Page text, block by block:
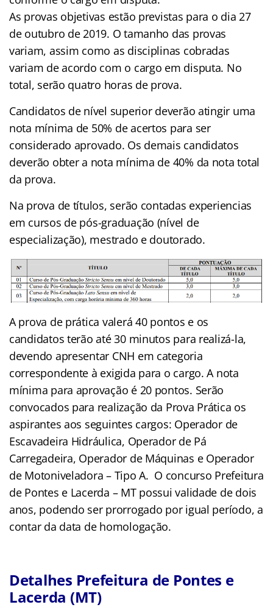
As provas objetivas estão previstas para o dia 27
de outubro de 2019. O tamanho das provas
variam, assim como as disciplinas cobradas
variam de acordo com o cargo em disputa. No
total, serão quatro horas de prova.
Candidatos de nível superior deverão atingir uma
nota mínima de 50% de acertos para ser
considerado aprovado. Os demais candidatos
deverão obter a nota mínima de 40% da nota total
da prova.
Na prova de títulos, serão contadas experiencias
em cursos de pós-graduação (nível de
especialização), mestrado e doutorado.
A prova de prática valerá 40 pontos e os
candidatos terão até 30 minutos para realizá-la,
devendo apresentar CNH em categoria
correspondente à exigida para o cargo. A nota
mínima para aprovação é 20 pontos. Serão
convocados para realização da Prova Prática os
aspirantes aos seguintes cargos: Operador de
Escavadeira Hidráulica, Operador de Pá
Carregadeira, Operador de Máquinas e Operador
de Motoniveladora – Tipo A. O concurso Prefeitura
de Pontes e Lacerda – MT possui validade de dois
anos, podendo ser prorrogado por igual período, a
contar da data de homologação.
Detalhes Prefeitura de Pontes e
Lacerda (MT)